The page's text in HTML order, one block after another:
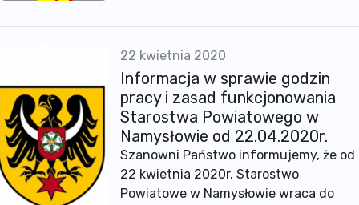
22 kwietnia 2020
Informacja w sprawie godzin
pracy i zasad funkcjonowania
Starostwa Powiatowego w
Namysłowie od 22.04.2020r.
Szanowni Państwo informujemy, że od
22 kwietnia 2020r. Starostwo
Powiatowe w Namysłowie wraca do